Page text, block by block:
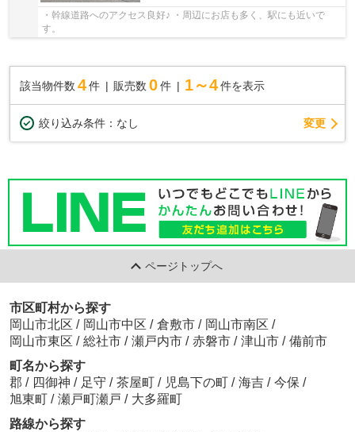
・幹線道路へのアクセス良好♪ ・周辺にお店も多く、駅にも近いで
す。
該当物件数 4件 販売数 0 件 1～4 件を表示
絞り込み条件： なし 変更
ページトップへ
市区町村から探す
岡山市北区 / 岡山市中区 / 倉敷市 / 岡山市南区 /
岡山市東区 / 総社市 / 瀬戸内市 / 赤磐市 / 津山市 / 備前市
町名から探す
郡 / 四御神 / 足守 / 茶屋町 / 児島下の町 / 海吉 / 今保 /
旭東町 / 瀬戸町瀬戸 / 大多羅町
路線から探す